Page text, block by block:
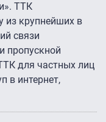
ТТК
из крупнейших в
связи
пропускной
для частных лиц
в интернет,